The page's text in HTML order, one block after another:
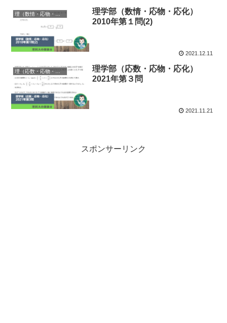
理（数情・応物・応化）
理学部（数情・応物・応化）
2010年第１問(2)
2021.12.11
理学部（応数・応物・応化）
2021年第３問
2021.11.21
スポンサーリンク